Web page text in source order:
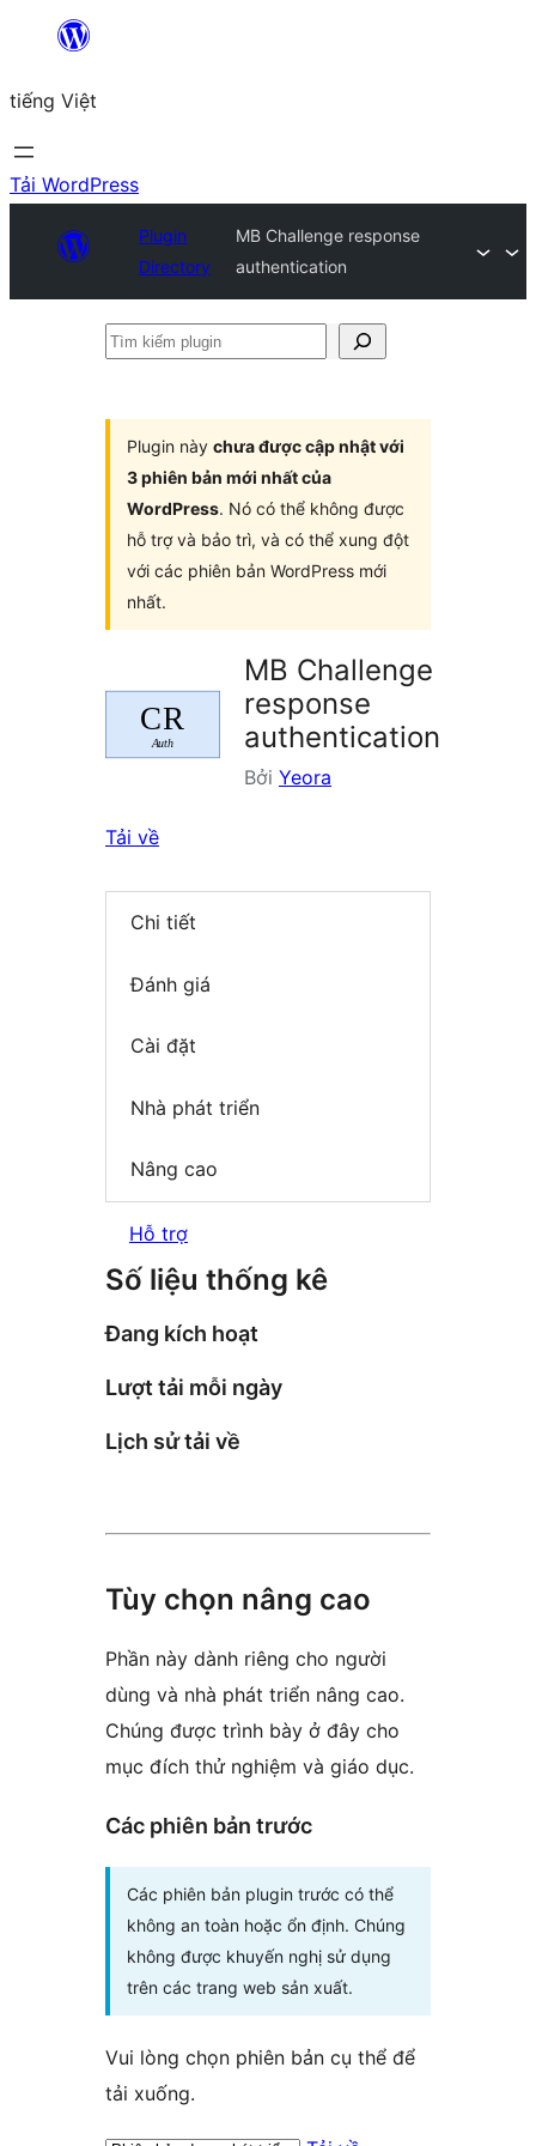
Chuyển
phần
nội
dung
tiếng Việt
Tải WordPress
Plugin
Directory
MB Challenge response
authentication
Tìm
Plugin này chưa được cập nhật với
3 phiên bản mới nhất của
WordPress. Nó có thể không được
hỗ trợ và bảo trì, và có thể xung đột
với các phiên bản WordPress mới
nhất.
MB Challenge
response
authentication
Bởi Yeora
Tải về
Chi tiết
Đánh giá
Cài đặt
Nhà phát triển
Nâng cao
Hỗ trợ
Số liệu thống kê
Đang kích hoạt
Lượt tải mỗi ngày
Lịch sử tải về
Tùy chọn nâng cao
Phần này dành riêng cho người
dùng và nhà phát triển nâng cao.
Chúng được trình bày ở đây cho
mục đích thử nghiệm và giáo dục.
Các phiên bản trước
Các phiên bản plugin trước có thể
không an toàn hoặc ổn định. Chúng
không được khuyến nghị sử dụng
trên các trang web sản xuất.
Vui lòng chọn phiên bản cụ thể để
tải xuống.